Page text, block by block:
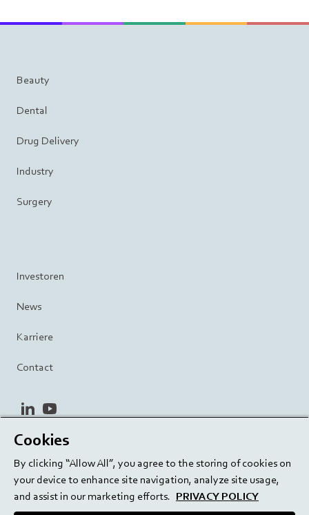
Beauty
Dental
Drug Delivery
Industry
Surgery
Investoren
News
Karriere
Contact
linkedinyoutube
Datenschutzrichtlinie
Terms of Use Cookie Settings
Cookies
By clicking “Allow All”, you agree to the storing of cookies on
your device to enhance site navigation, analyze site usage,
and assist in our marketing efforts. PRIVACY POLICY